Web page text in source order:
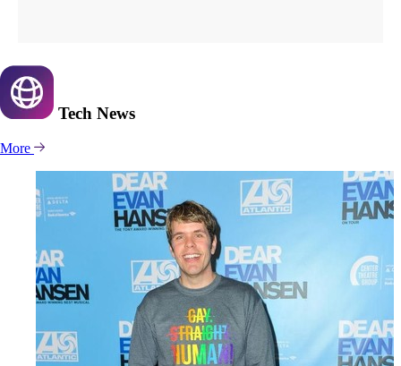
Tech News
More